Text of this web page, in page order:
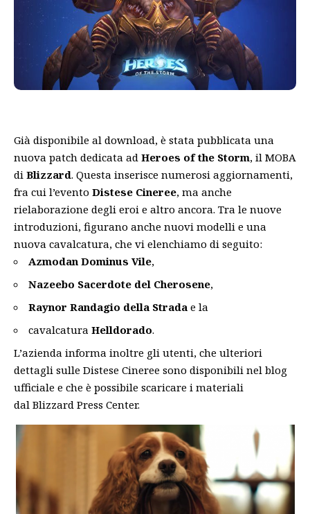
Già disponibile al download, è stata pubblicata una
nuova patch dedicata ad Heroes of the Storm, il MOBA
di Blizzard. Questa inserisce numerosi aggiornamenti,
fra cui l’evento Distese Cineree, ma anche
rielaborazione degli eroi e altro ancora. Tra le nuove
introduzioni, figurano anche nuovi modelli e una
nuova cavalcatura, che vi elenchiamo di seguito:
Azmodan Dominus Vile,
Nazeebo Sacerdote del Cherosene,
Raynor Randagio della Strada e la
cavalcatura Helldorado.
L’azienda informa inoltre gli utenti, che ulteriori
dettagli sulle Distese Cineree sono disponibili nel blog
ufficiale e che è possibile scaricare i materiali
dal Blizzard Press Center.